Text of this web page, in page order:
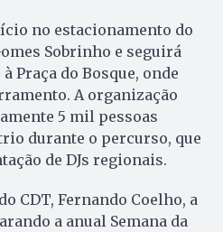
no estacionamento do
Sobrinho e seguirá
Praça do Bosque, onde
A organização
5 mil pessoas
durante o percurso, que
de DJs regionais.
CDT, Fernando Coelho, a
a anual Semana da